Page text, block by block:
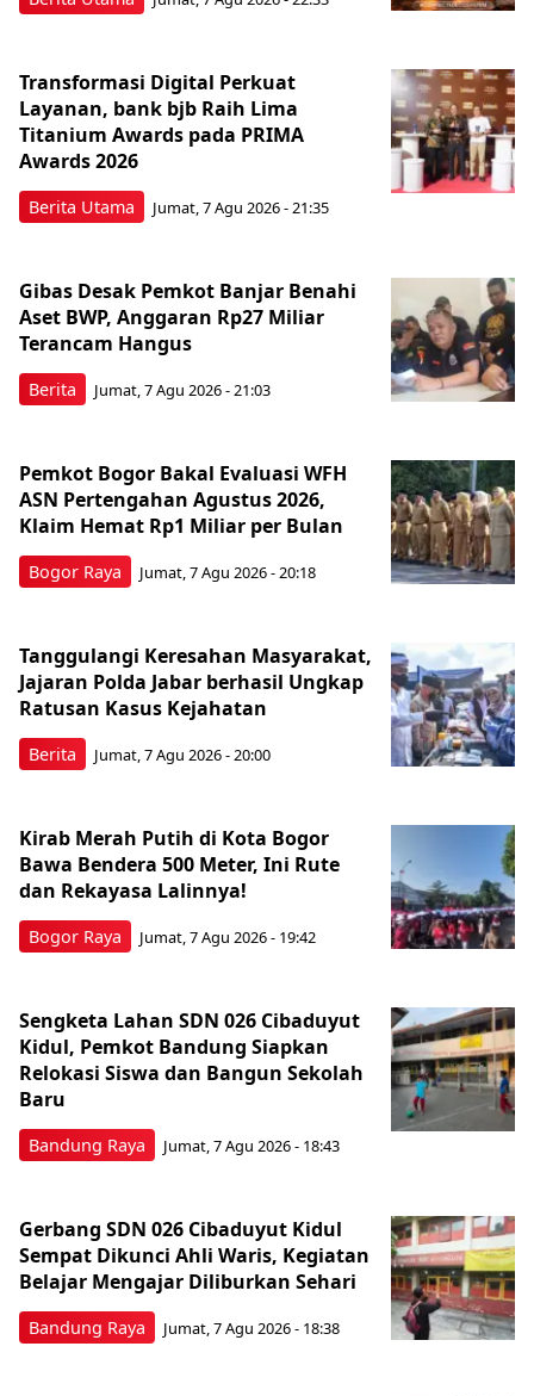
Berita Utama
Transformasi Digital Perkuat
Layanan, bank bjb Raih Lima
Titanium Awards pada PRIMA
Awards 2026
Jumat, 7 Agu 2026 - 21:35
Berita
Gibas Desak Pemkot Banjar Benahi
Aset BWP, Anggaran Rp27 Miliar
Terancam Hangus
Jumat, 7 Agu 2026 - 21:03
Bogor Raya
Pemkot Bogor Bakal Evaluasi WFH
ASN Pertengahan Agustus 2026,
Klaim Hemat Rp1 Miliar per Bulan
Jumat, 7 Agu 2026 - 20:18
Berita
Tanggulangi Keresahan Masyarakat,
Jajaran Polda Jabar berhasil Ungkap
Ratusan Kasus Kejahatan
Jumat, 7 Agu 2026 - 20:00
Bogor Raya
Kirab Merah Putih di Kota Bogor
Bawa Bendera 500 Meter, Ini Rute
dan Rekayasa Lalinnya!
Jumat, 7 Agu 2026 - 19:42
Bandung Raya
Sengketa Lahan SDN 026 Cibaduyut
Kidul, Pemkot Bandung Siapkan
Relokasi Siswa dan Bangun Sekolah
Baru
Jumat, 7 Agu 2026 - 18:43
Bandung Raya
Gerbang SDN 026 Cibaduyut Kidul
Sempat Dikunci Ahli Waris, Kegiatan
Belajar Mengajar Diliburkan Sehari
Jumat, 7 Agu 2026 - 18:38